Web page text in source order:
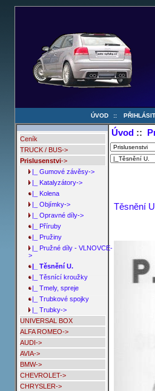
ÚVOD :: PŘIHLÁSIT
Ceník
TRUCK / BUS->
Prislusenstvi->
|_ Gumové závěsy->
|_ Katalyzátory->
|_ Kolena
|_ Objímky->
|_ Opravné díly->
|_ Příruby
|_ Pružiny
|_ Pružné díly - VLNOVCE-
>
|_ Těsnění U.
|_ Těsnící kroužky
|_ Tmely, spreje
|_ Trubkové spojky
|_ Trubky->
UNIVERSAL BOX
ALFA ROMEO->
AUDI->
AVIA->
BMW->
CHEVROLET->
CHRYSLER->
Úvod ::
Těsnění